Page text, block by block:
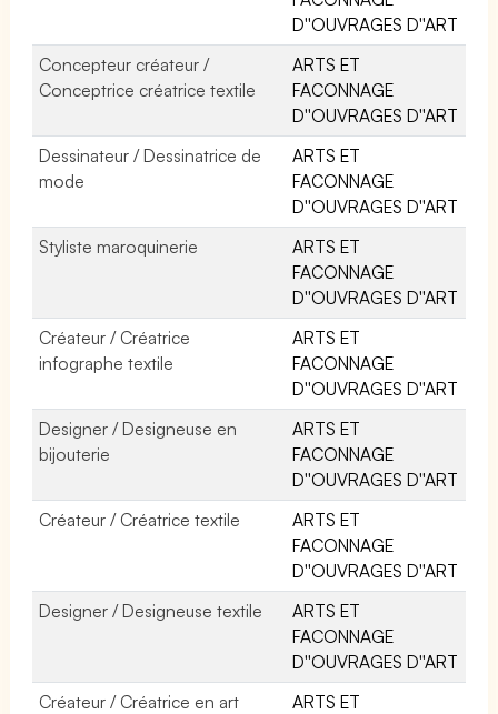
D''OUVRAGES D''ART
Concepteur créateur /
Conceptrice créatrice textile
ARTS ET
FACONNAGE
D''OUVRAGES D''ART
Dessinateur / Dessinatrice de
mode
ARTS ET
FACONNAGE
D''OUVRAGES D''ART
Styliste maroquinerie
ARTS ET
FACONNAGE
D''OUVRAGES D''ART
Créateur / Créatrice
infographe textile
ARTS ET
FACONNAGE
D''OUVRAGES D''ART
Designer / Designeuse en
bijouterie
ARTS ET
FACONNAGE
D''OUVRAGES D''ART
Créateur / Créatrice textile
ARTS ET
FACONNAGE
D''OUVRAGES D''ART
Designer / Designeuse textile
ARTS ET
FACONNAGE
D''OUVRAGES D''ART
Créateur / Créatrice en art
ARTS ET